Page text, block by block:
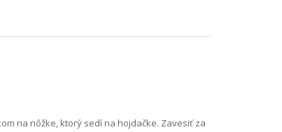
na nôžke, ktorý sedí na hojdačke. Zavesiť za